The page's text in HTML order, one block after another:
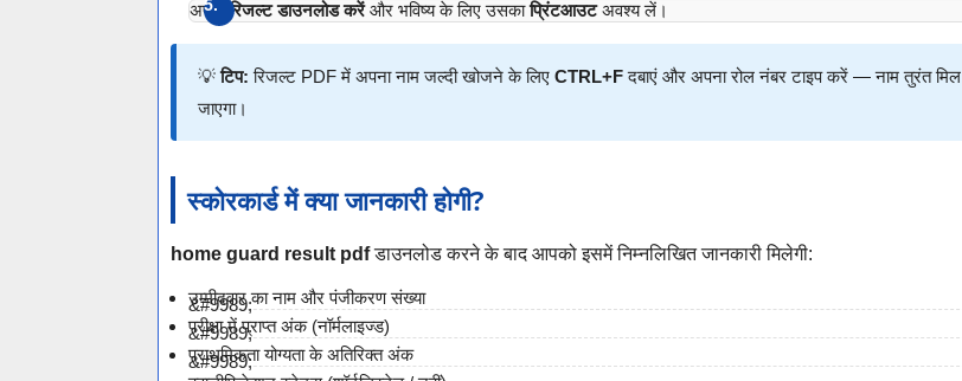
अपना
रिजल्ट डाउनलोड करेंऔर भविष्य के लिए उसकाप्रिंटआउटअवश्य लें।
💡टिप: रिजल्ट PDF में अपना नाम जल्दी खोजने के लिए CTRL+Fदबाएं और अपना रोल नंबर टाइप करें — नाम तुरंत मिल
जाएगा।
स्कोरकार्ड में क्या जानकारी होगी?
home guard result pdfडाउनलोड करने के बाद आपको इसमें निम्नलिखित जानकारी मिलेगी:
उम्मीदवार का नाम और पंजीकरण संख्या
परीक्षा में प्राप्त अंक (नॉर्मलाइज्ड)
प्राथमिकता योग्यता के अतिरिक्त अंक